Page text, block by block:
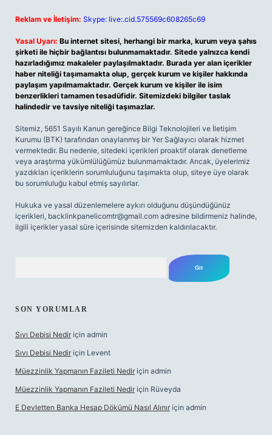
Reklam ve İletişim: Skype: live:.cid.575569c608265c69
Yasal Uyarı: Bu internet sitesi, herhangi bir marka, kurum veya şahıs
şirketi ile hiçbir bağlantısı bulunmamaktadır. Sitede yalnızca kendi
hazırladığımız makaleler paylaşılmaktadır. Burada yer alan içerikler
haber niteliği taşımamakta olup, gerçek kurum ve kişiler hakkında
paylaşım yapılmamaktadır. Gerçek kurum ve kişiler ile isim
benzerlikleri tamamen tesadüfidir. Sitemizdeki bilgiler taslak
halindedir ve tavsiye niteliği taşımazlar.
Sitemiz, 5651 Sayılı Kanun gereğince Bilgi Teknolojileri ve İletişim
Kurumu (BTK) tarafından onaylanmış bir Yer Sağlayıcı olarak hizmet
vermektedir. Bu nedenle, sitedeki içerikleri proaktif olarak denetleme
veya araştırma yükümlülüğümüz bulunmamaktadır. Ancak, üyelerimiz
yazdıkları içeriklerin sorumluluğunu taşımakta olup, siteye üye olarak
bu sorumluluğu kabul etmiş sayılırlar.
Hukuka ve yasal düzenlemelere aykırı olduğunu düşündüğünüz
içerikleri, backlinkpanelicomtr@gmail.com adresine bildirmeniz halinde,
ilgili içerikler yasal süre içerisinde sitemizden kaldırılacaktır.
SON YORUMLAR
Sıvı Debisi Nedir için admin
Sıvı Debisi Nedir için Levent
Müezzinlik Yapmanın Fazileti Nedir için admin
Müezzinlik Yapmanın Fazileti Nedir için Rüveyda
E Devletten Banka Hesap Dökümü Nasıl Alınır için admin